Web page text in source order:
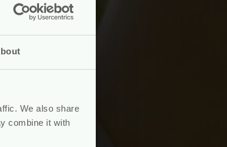
We also share
combine it with